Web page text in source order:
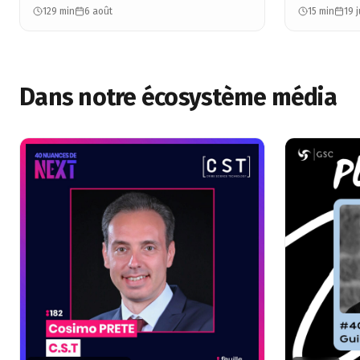
monde entier - Cosimo Prete - CST
129 min 6 août 15 min 19
Dans notre écosystème média